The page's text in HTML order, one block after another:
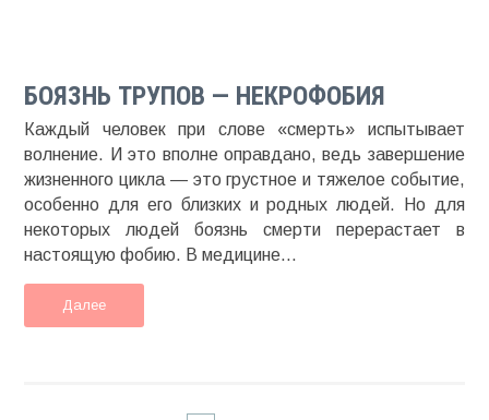
БОЯЗНЬ ТРУПОВ — НЕКРОФОБИЯ
Каждый человек при слове «смерть» испытывает
волнение. И это вполне оправдано, ведь завершение
жизненного цикла — это грустное и тяжелое событие,
особенно для его близких и родных людей. Но для
некоторых людей боязнь смерти перерастает в
настоящую фобию. В медицине...
Далее